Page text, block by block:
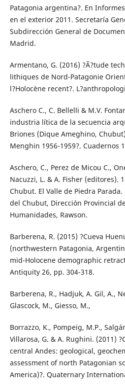
Patagonia argentina?. En
en el exterior 2011. Secretaría
Subdirección General de
Madrid.
Armentano, G. (2016) ?Ã?tude
lithiques de Nord-Patagonie
l?Holocène recent?.
Aschero C., C. Bellelli & M.V.
industria lítica de la secuencia
Briones (Dique Ameghino,
Menghin 1956-1959?. Cuadernos
Aschero, C., Perez de Micou C.,
Nacuzzi, L. & A. Fisher (editores).
Chubut. El Valle de Piedra
del Chubut, Dirección Provincial
Humanidades, Rawson.
Barberena, R. (2015) ?Cueva
(northwestern Patagonia,
mid-Holocene demographic
Antiquity 26, pp. 304-318.
Barberena, R., Hadjuk, A. Gil, A.,
Glascock, M., Giesso, M.,
Borrazzo, K., Pompeig, M.P.,
Villarosa, G. & A. Rughini. (2011)
central Andes: geological,
assessment of north Patagonian
America)?. Quaternary